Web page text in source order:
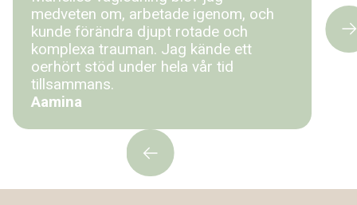
medveten om, arbetade igenom, och
kunde förändra djupt rotade och
komplexa trauman. Jag kände ett
oerhört stöd under hela vår tid
tillsammans.
Aamina